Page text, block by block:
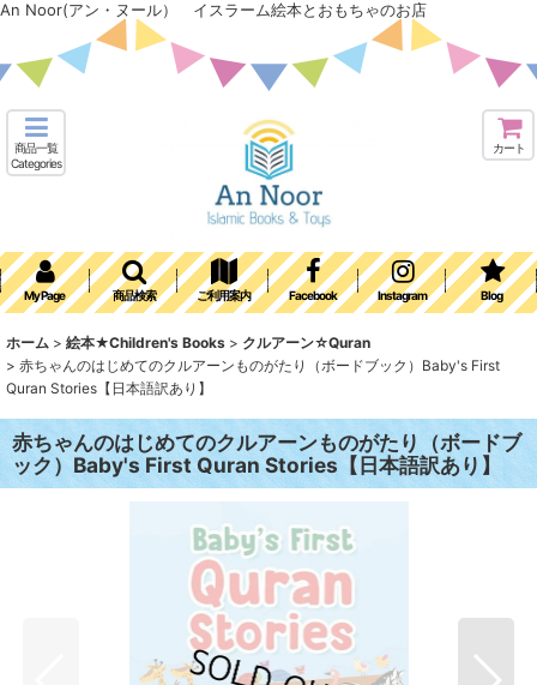
An Noor(アン・ヌール） イスラーム絵本とおもちゃのお店
商品一覧
Categories
カート
My Page 商品検索 ご利用案内 Facebook Instagram Blog
ホーム > 絵本★Children's Books > クルアーン☆Quran
> 赤ちゃんのはじめてのクルアーンものがたり（ボードブック）Baby's First
Quran Stories【日本語訳あり】
赤ちゃんのはじめてのクルアーンものがたり（ボードブ
ック）Baby's First Quran Stories【日本語訳あり】